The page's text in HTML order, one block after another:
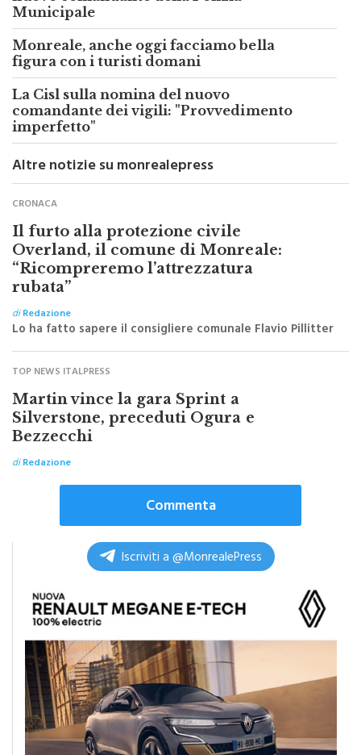
Municipale
Monreale, anche oggi facciamo bella
figura con i turisti domani
La Cisl sulla nomina del nuovo
comandante dei vigili: "Provvedimento
imperfetto"
Altre notizie su monrealepress
CRONACA
Il furto alla protezione civile
Overland, il comune di Monreale:
“Ricompreremo l’attrezzatura
rubata”
diRedazione
Lo ha fatto sapere il consigliere comunale Flavio Pillitter
TOP NEWS ITALPRESS
Martin vince la gara Sprint a
Silverstone, preceduti Ogura e
Bezzecchi
diRedazione
Commenta
Iscriviti a @MonrealePress